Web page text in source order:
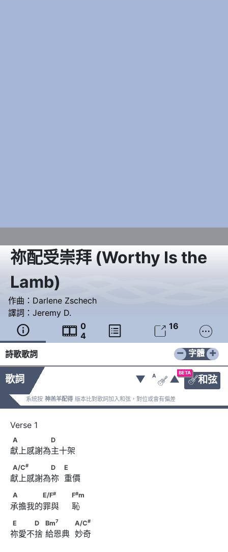
祢配受崇拜(Worthy Is the
Lamb)
作曲： Darlene Zschech
譯詞： Jeremy D.
  0
4
  16 
詩歌歌詞 − +
字體
歌詞
BETA
和弦
▼ A
 ▲
系統按 神羔羊配得 版本比對歌詞加入和弦，對位或會有偏差
A　　　　　D
A D
獻上感謝為主十架
A/C# D　            E
A/C# D E
獻上感謝為祢  重價
A　　　　E/F
F
A E/F# F#m
承擔我的罪與     恥
E　　　D　      Bm7 A/C
E D Bm7 A/C#
祢愛不捨 給恩典  妙奇